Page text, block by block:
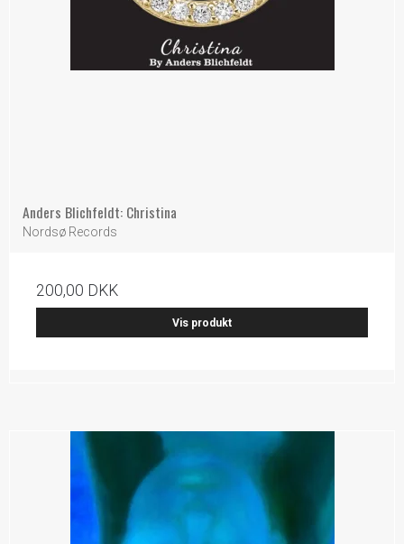
Anders Blichfeldt: Christina
Nordsø Records
200,00 DKK
Vis produkt